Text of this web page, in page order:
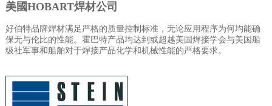
美國HOBART焊材公司
好伯特品牌焊材满足严格的质量控制标准，无论应用程序为何均能确
保无与伦比的性能。霍巴特产品均达到或超越美国焊接学会与美国船
级社军事和船舶对于焊接产品化学和机械性能的严格要求。